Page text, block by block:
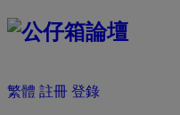
繁體 註冊 登錄